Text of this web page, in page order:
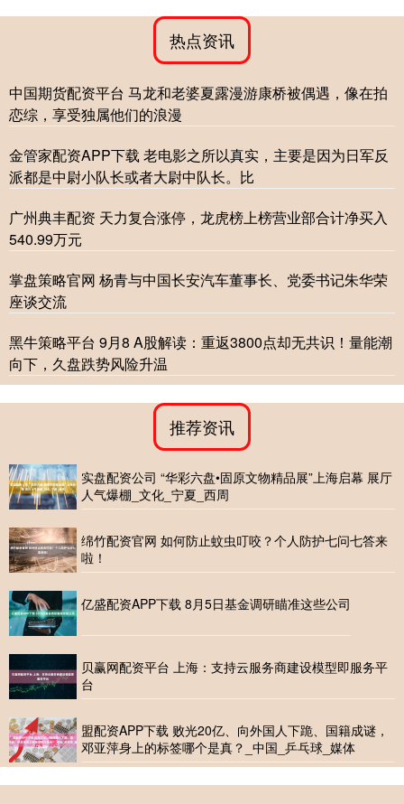
热点资讯
中国期货配资平台 马龙和老婆夏露漫游康桥被偶遇，像在拍
恋综，享受独属他们的浪漫
金管家配资APP下载 老电影之所以真实，主要是因为日军反
派都是中尉小队长或者大尉中队长。比
广州典丰配资 天力复合涨停，龙虎榜上榜营业部合计净买入
540.99万元
掌盘策略官网 杨青与中国长安汽车董事长、党委书记朱华荣
座谈交流
黑牛策略平台 9月8 A股解读：重返3800点却无共识！量能潮
向下，久盘跌势风险升温
推荐资讯
实盘配资公司 “华彩六盘•固原文物精品展”上海启幕 展厅
人气爆棚_文化_宁夏_西周
绵竹配资官网 如何防止蚊虫叮咬？个人防护七问七答来
啦！
亿盛配资APP下载 8月5日基金调研瞄准这些公司
贝赢网配资平台 上海：支持云服务商建设模型即服务平
台
盟配资APP下载 败光20亿、向外国人下跪、国籍成谜，
邓亚萍身上的标签哪个是真？_中国_乒乓球_媒体